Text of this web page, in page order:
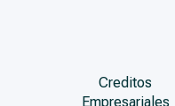
Creditos
Empresariales